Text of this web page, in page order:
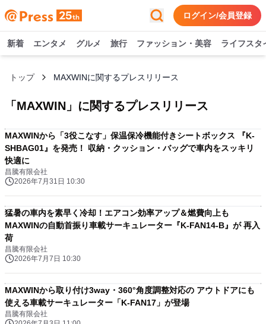
ログイン/会員登録
新着 エンタメ グルメ 旅行 ファッション・美容 ライフスタ
トップ MAXWINに関するプレスリリース
「 MAXWIN 」に関するプレスリリース
MAXWINから「3役こなす」保温保冷機能付きシートボックス 『K-
SHBAG01』を発売！ 収納・クッション・バッグで車内をスッキリ
快適に
昌騰有限会社
2026年7月31日 10:30
猛暑の車内を素早く冷却！エアコン効率アップ＆燃費向上も
MAXWINの自動首振り車載サーキュレーター『K-FAN14-B』が 再入
荷
昌騰有限会社
2026年7月7日 10:30
MAXWINから取り付け3way・360°角度調整対応の アウトドアにも
使える車載サーキュレーター「K-FAN17」が登場
昌騰有限会社